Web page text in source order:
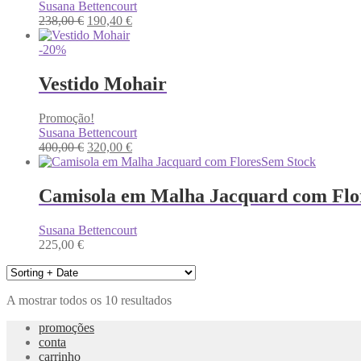
Susana Bettencourt
238,00€ O
preço
238,00 €.
190,40 €O
190,40 €.
-20%
Vestido Mohair
Promoção!
Susana Bettencourt
400,00€ O
preço
era:
400,00 €.
320,00 €O
preço
320,00 €.
Sem Stock
Camisola em Malha Jacquard com
Susana Bettencourt
225,00 €
A mostrar todos os 10 resultados
promoções
conta
carrinho